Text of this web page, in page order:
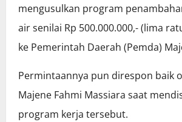
mengusulkan program
air senilai Rp 500.000.000,- (lima
ke Pemerintah Daerah (Pemda)
Permintaannya pun direspon baik
Majene Fahmi Massiara saat
program kerja tersebut.